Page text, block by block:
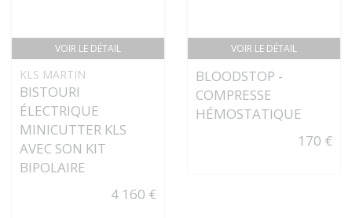
VOIR LE DÉTAIL
KLS MARTIN
BISTOURI
ÉLECTRIQUE
MINICUTTER KLS
AVEC SON KIT
BIPOLAIRE
4 160 €
VOIR LE DÉTAIL
BLOODSTOP -
COMPRESSE
HÉMOSTATIQUE
170 €